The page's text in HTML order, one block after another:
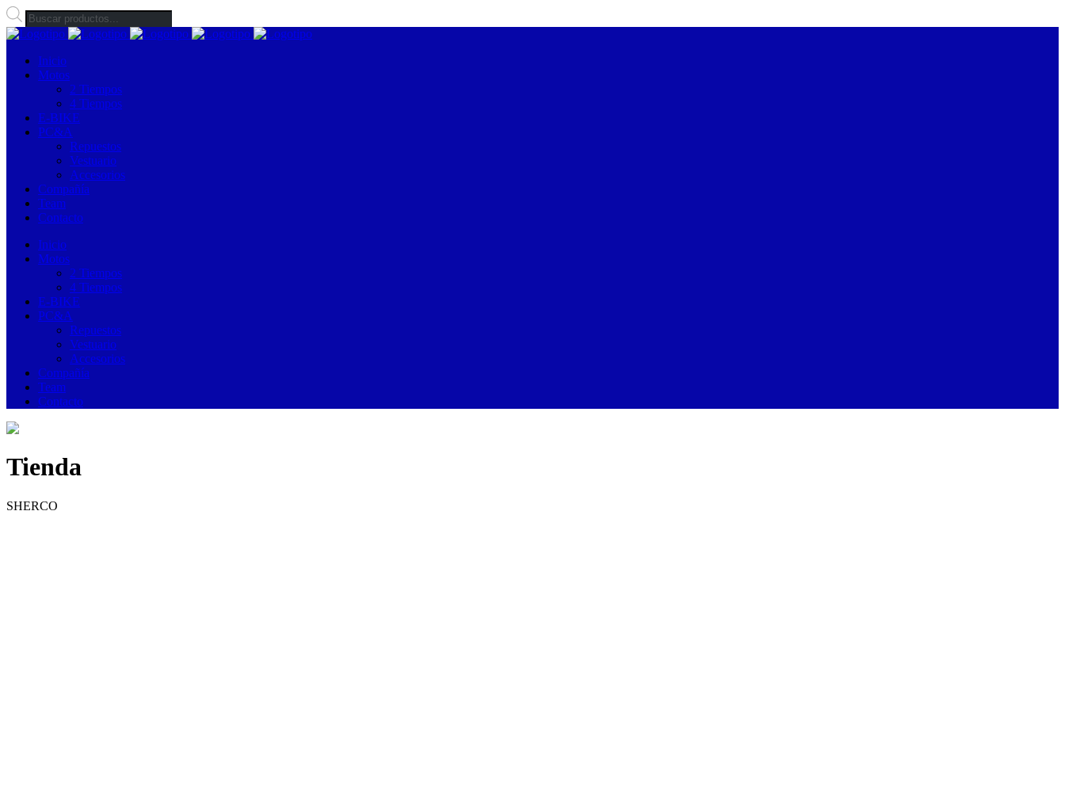
Búsqueda
de
productos
Inicio
Motos
2 Tiempos
4 Tiempos
E-BIKE
PC&A
Repuestos
Vestuario
Accesorios
Compañía
Team
Contacto
Inicio
Motos
2 Tiempos
4 Tiempos
E-BIKE
PC&A
Repuestos
Vestuario
Accesorios
Compañía
Team
Contacto
Tienda
SHERCO